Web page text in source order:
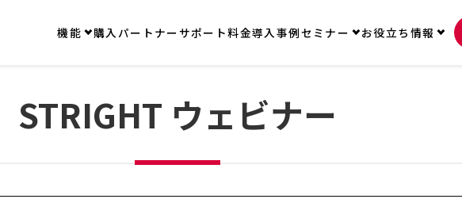
機能 購入パートナーサポート料金導入事例セミナー お役立ち情報
STRIGHT ウェビナー